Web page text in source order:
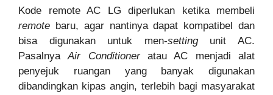
Kode remote AC LG diperlukan ketika membeli
remote baru, agar nantinya dapat kompatibel dan
bisa digunakan untuk men-setting unit AC.
PasalnyaAir Conditioneratau AC menjadi alat
penyejuk ruangan yang banyak digunakan
dibandingkan kipas angin, terlebih bagi masyarakat